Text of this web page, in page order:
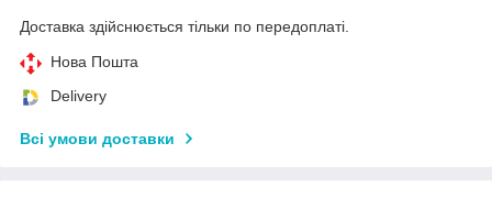
Доставка здійснюється тільки по передоплаті.
Нова Пошта
Delivery
Всі умови доставки